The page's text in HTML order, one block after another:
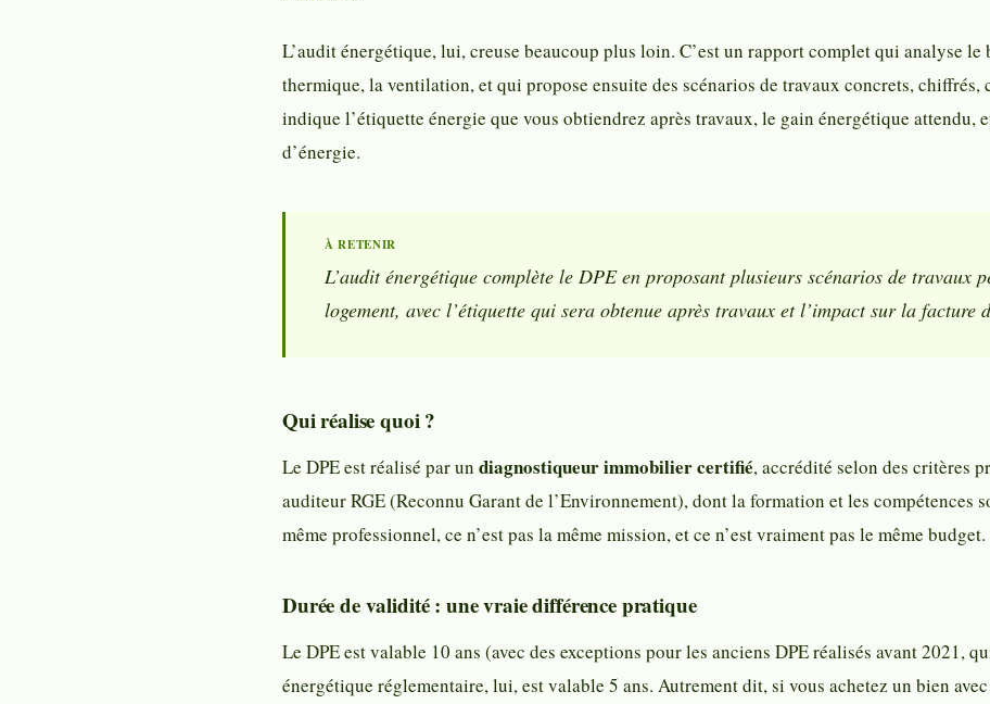
L’audit énergétique, lui, creuse beaucoup plus loin. C’est un rapport complet qui analyse
thermique, la ventilation, et qui propose ensuite des scénarios de travaux concrets, chiffrés,
indique l’étiquette énergie que vous obtiendrez après travaux, le gain énergétique attendu,
d’énergie.
L’audit énergétique complète le DPE en proposant plusieurs scénarios de travaux
logement, avec l’étiquette qui sera obtenue après travaux et l’impact sur la facture
Qui réalise quoi ?
Le DPE est réalisé par un diagnostiqueur immobilier certifié, accrédité selon des critères
auditeur RGE (Reconnu Garant de l’Environnement), dont la formation et les compétences
même professionnel, ce n’est pas la même mission, et ce n’est vraiment pas le même budget.
Durée de validité : une vraie différence pratique
Le DPE est valable 10 ans (avec des exceptions pour les anciens DPE réalisés avant 2021,
énergétique réglementaire, lui, est valable 5 ans. Autrement dit, si vous achetez un bien